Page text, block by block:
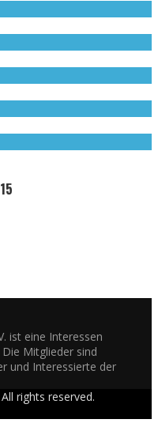
ist eine Interessen
Mitglieder sind
und Interessierte der
rights reserved.